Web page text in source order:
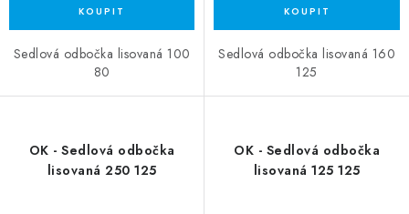
Sedlová odbočka lisovaná 100
80
Sedlová odbočka lisovaná 160
125
OK - Sedlová odbočka
lisovaná 250 125
OK - Sedlová odbočka
lisovaná 125 125